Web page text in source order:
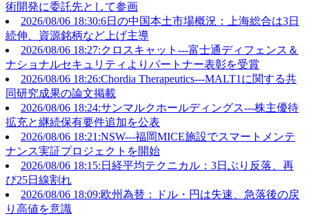
術開発に委託先として参画
2026/08/06 18:30:6日の中国本土市場概況：上海総合は3日
続伸、資源銘柄など上げ主導
2026/08/06 18:27:クロスキャット---富士通ディフェンス＆
ナショナルセキュリティよりパートナー表彰を受賞
2026/08/06 18:26:Chordia Therapeutics---MALT1に関する共
同研究成果の論文掲載
2026/08/06 18:24:サンマルクホールディングス---株主優待
拡充と継続保有要件追加を公表
2026/08/06 18:21:NSW---福岡MICE施設でスマートメンテ
ナンス実証プロジェクトを開始
2026/08/06 18:15:日経平均テクニカル：3日ぶり反落、再
び25日線割れ
2026/08/06 18:09:欧州為替：ドル・円は失速、急落後の戻
り高値を意識